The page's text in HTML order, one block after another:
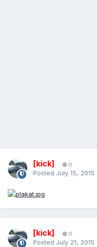
[kick] 0
Posted July 15, 2015
[kick] 0
Posted July 21, 2015